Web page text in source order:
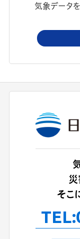
気象データ
災
そこ
TEL: